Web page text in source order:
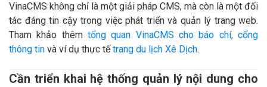
VinaCMS không chỉ là một giải pháp CMS, mà còn là một đối
tác đáng tin cậy trong việc phát triển và quản lý trang web.
Tham khảo thêm tổng quan VinaCMS cho báo chí, cổng
thông tin và ví dụ thực tếtrang du lịch Xê Dịch.
Cần triển khai hệ thống quản lý nội dung cho